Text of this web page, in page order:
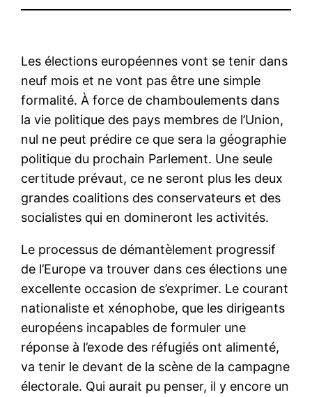
Les élections européennes vont se tenir dans
neuf mois et ne vont pas être une simple
formalité. À force de chamboulements dans
la vie politique des pays membres de l’Union,
nul ne peut prédire ce que sera la géographie
politique du prochain Parlement. Une seule
certitude prévaut, ce ne seront plus les deux
grandes coalitions des conservateurs et des
socialistes qui en domineront les activités.
Le processus de démantèlement progressif
de l’Europe va trouver dans ces élections une
excellente occasion de s’exprimer. Le courant
nationaliste et xénophobe, que les dirigeants
européens incapables de formuler une
réponse à l’exode des réfugiés ont alimenté,
va tenir le devant de la scène de la campagne
électorale. Qui aurait pu penser, il y encore un